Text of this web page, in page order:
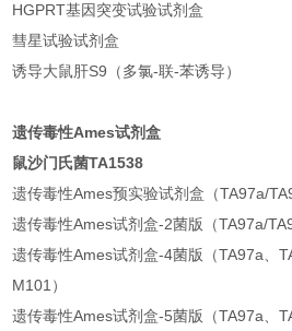
HGPRT基因突变试验试剂盒
彗星试验试剂盒
诱导大鼠肝S9（多氯-联-苯诱导）
遗传毒性Ames试剂盒
鼠沙门氏菌TA1538
遗传毒性Ames预实验试剂盒（TA97a/
遗传毒性Ames试剂盒-2菌版（TA97a/
遗传毒性Ames试剂盒-4菌版（TA97a、
M101）
遗传毒性Ames试剂盒-5菌版（TA97a、